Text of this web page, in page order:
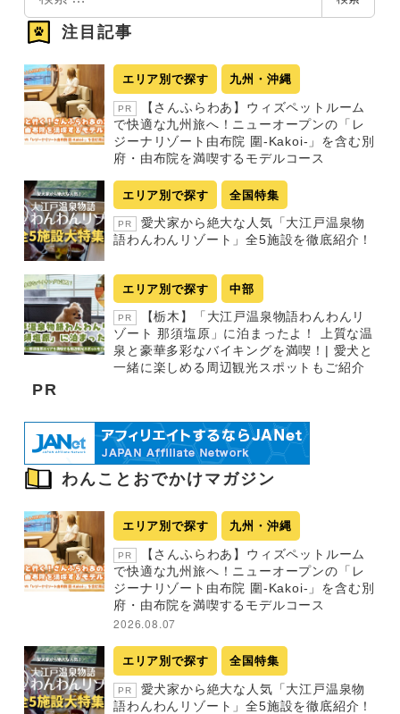
索
注目記事
エリア別で探す 九州・沖縄
PR
【さんふらわあ】ウィズペットルーム
で快適な九州旅へ！ニューオープンの「レ
ジーナリゾート由布院 圍-Kakoi-」を含む別
府・由布院を満喫するモデルコース
エリア別で探す 全国特集
PR
愛犬家から絶大な人気「大江戸温泉物
語わんわんリゾート」全5施設を徹底紹介！
エリア別で探す 中部
PR
【栃木】「大江戸温泉物語わんわんリ
ゾート 那須塩原」に泊まったよ！ 上質な温
泉と豪華多彩なバイキングを満喫！| 愛犬と
一緒に楽しめる周辺観光スポットもご紹介
PR
わんことおでかけマガジン
エリア別で探す 九州・沖縄
PR
【さんふらわあ】ウィズペットルーム
で快適な九州旅へ！ニューオープンの「レ
ジーナリゾート由布院 圍-Kakoi-」を含む別
府・由布院を満喫するモデルコース
2026.08.07
エリア別で探す 全国特集
PR
愛犬家から絶大な人気「大江戸温泉物
語わんわんリゾート」全5施設を徹底紹介！